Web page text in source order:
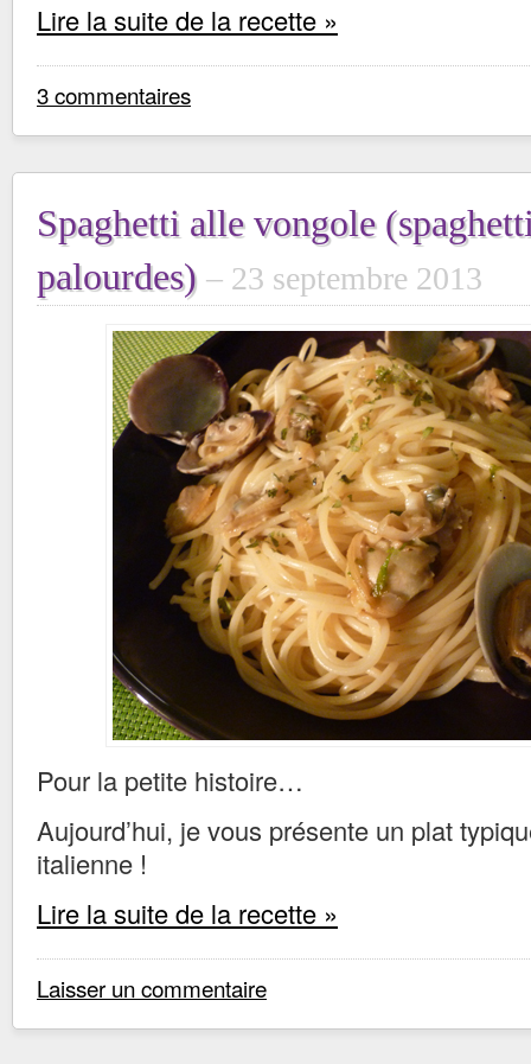
Lire la suite de la recette »
3 commentaires
Spaghetti alle vongole
palourdes)
23 septembre 2013
Pour la petite histoire…
Aujourd’hui, je vous présente un plat
italienne !
Lire la suite de la recette »
Laisser un commentaire